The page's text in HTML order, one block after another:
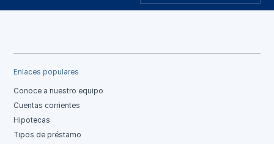
Enlaces populares
Conoce a nuestro equipo
Cuentas corrientes
Hipotecas
Tipos de préstamo